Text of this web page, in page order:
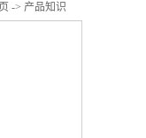
-> 产品知识